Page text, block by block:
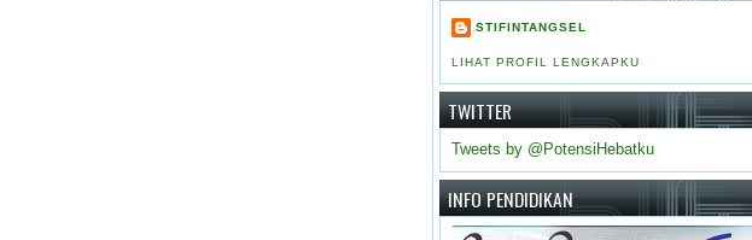
STIFINTANGSEL
LIHAT PROFIL LENGKAPKU
TWITTER
Tweets by @PotensiHebatku
INFO PENDIDIKAN